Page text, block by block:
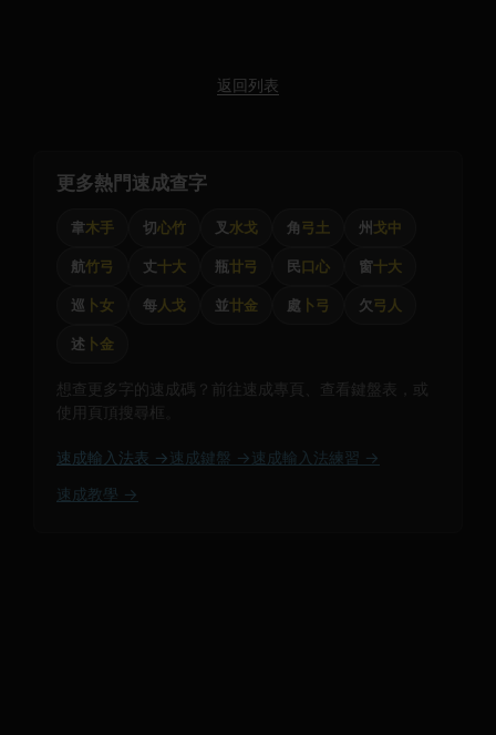
返回列表
更多熱門速成查字
韋木手 切心竹 叉 水戈 角弓土 州 戈中
航竹弓 丈十大 瓶廿弓 民口心 窗十大
巡 卜女 每人戈 並廿金 處 卜弓 欠弓人
述 卜金
想查更多字的速成碼？前往速成專頁、查看鍵盤表，或
使用頁頂搜尋框。
速成輸入法表 → 速成鍵盤 → 速成輸入法練習 →
速成教學 →